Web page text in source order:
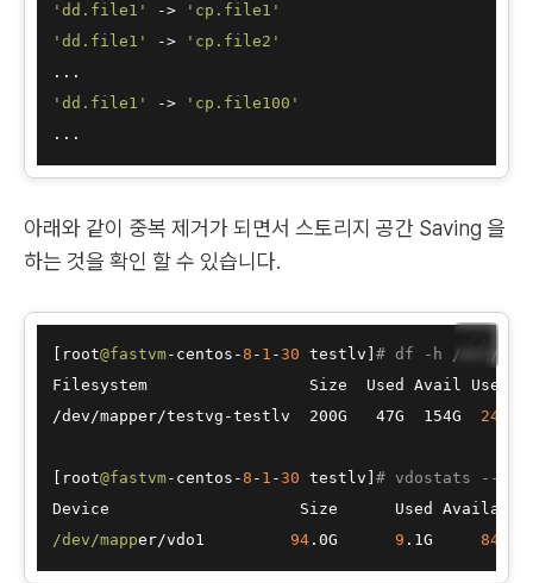
'dd.file1'
->
'cp.file1'
'dd.file1'
->
'cp.file2'
'dd.file1'
->
'cp.file100'
아래와 같이 중복 제거가 되면서 스토리지 공간 Saving 을
하는 것을 확인 할 수 있습니다.
[root@fastvm-centos-8 - 1 -30 testlv] # df -h /mnt/
Filesystem                 Size  Used Avail Use%
/dev/mapper/testvg-testlv  200G   47G  154G 24
[root@fastvm-centos-8 - 1 -30 testlv] # vdostats --hu
/dev/mapper/vdo1 94.0G 9 .1G 84